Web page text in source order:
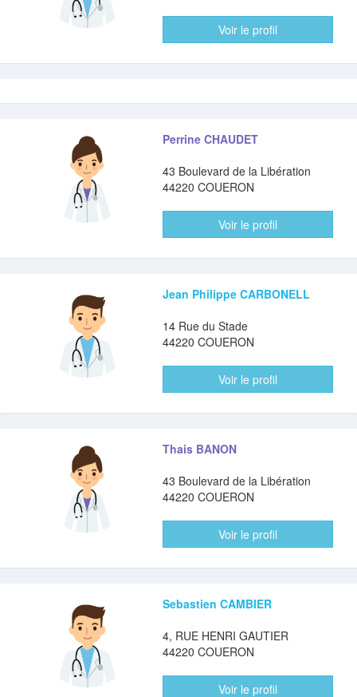
Voir le profil
Perrine CHAUDET
43 Boulevard de la Libération
44220 COUERON
Voir le profil
Jean Philippe CARBONELL
14 Rue du Stade
44220 COUERON
Voir le profil
Thais BANON
43 Boulevard de la Libération
44220 COUERON
Voir le profil
Sebastien CAMBIER
4, RUE HENRI GAUTIER
44220 COUERON
Voir le profil